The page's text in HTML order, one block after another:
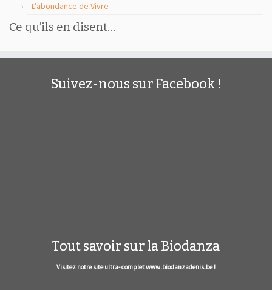
L’abondance de Vivre
Ce qu’ils en disent…
Suivez-nous sur Facebook !
Tout savoir sur la Biodanza
Visitez notre site ultra- complet www.biodanzadenis.be !